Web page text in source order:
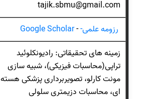
tajik.sbmu@gmail.com
رزومه علمی--
Google Scholar
زمینه های تحقیقاتی: رادیونکلوئید
تراپی(محاسبات فیزیکی)، شبیه سازی
مونت کارلو، تصویربرداری پزشکی هسته
ای، محاسبات دزیمتری سلولی